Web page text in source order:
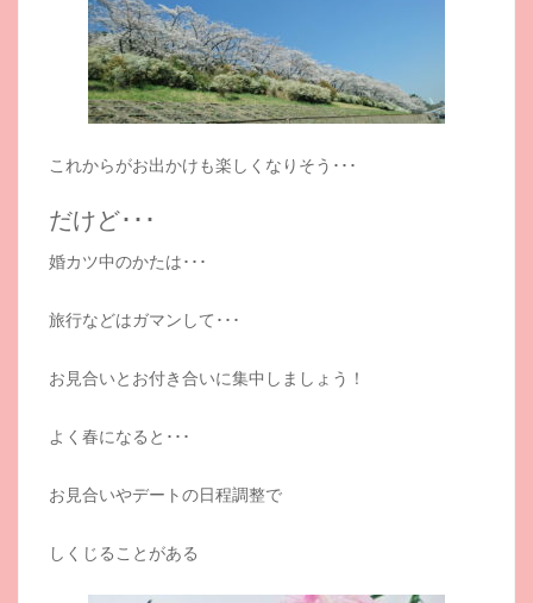
これからがお出かけも楽しくなりそう･･･
だけど･･･
婚カツ中のかたは･･･
旅行などはガマンして･･･
お見合いとお付き合いに集中しましょう！
よく春になると･･･
お見合いやデートの日程調整で
しくじることがある